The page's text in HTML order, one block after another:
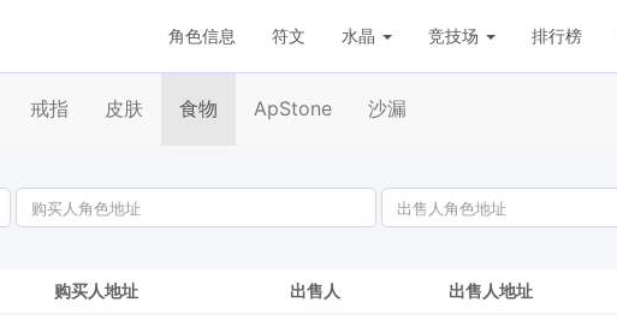
角色信息 符文 水晶 竞技场 排行榜
戒指 皮肤 食物 ApStone 沙漏
购买人地址 出售人 出售人地址